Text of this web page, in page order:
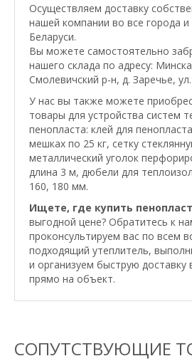
Осуществляем доставку
нашей компании во все города
Беларуси.
Вы можете самостоятельно
нашего склада по адресу:
Смолевичский р-н, д. Заречье,
У нас вы также можете
товары для устройства систем
пенопласта: клей для
мешках по 25 кг, сетку
металлический уголок
длина 3 м, дюбели для
160, 180 мм.
Ищете, где купить пенопласт
выгодной цене? Обратитесь к
проконсультируем вас по всем
подходящий утеплитель,
и организуем быструю доставку
прямо на объект.
СОПУТСТВУЮЩИЕ